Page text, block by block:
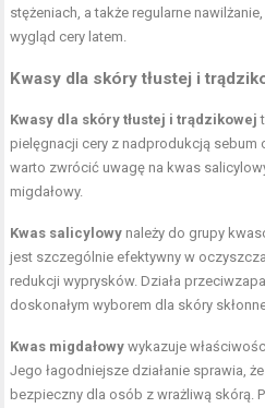
stężeniach, a także regularne
wygląd cery latem.
Kwasy dla skóry tłustej i
Kwasy dla skóry tłustej i trądzikowej
pielęgnacji cery z nadprodukcją
warto zwrócić uwagę na kwas
migdałowy.
Kwas salicylowy należy do grupy
jest szczególnie efektywny w
redukcji wyprysków. Działa
doskonałym wyborem dla skóry
Kwas migdałowy wykazuje
Jego łagodniejsze działanie sprawia,
bezpieczny dla osób z wrażliwą skórą.